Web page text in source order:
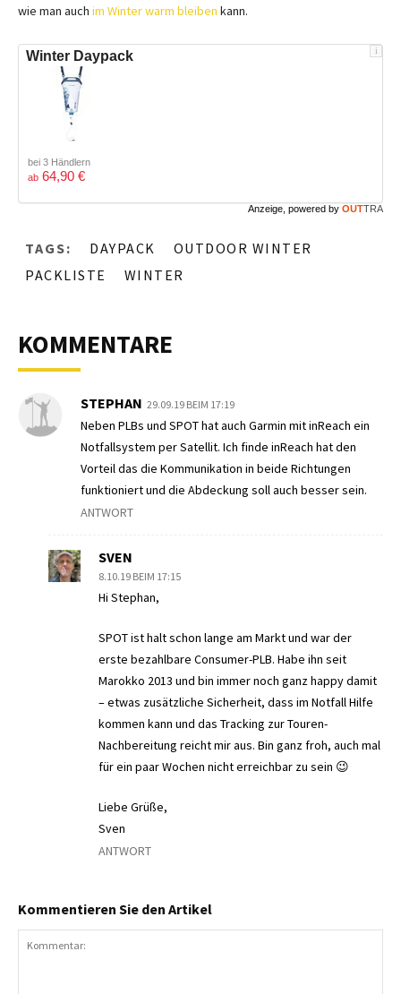
wie man auch im Winter warm bleiben kann.
i
Winter Daypack
bei 3 Händlern
ab 64,90 €
Anzeige, powered by OUTTRA
TAGS: DAYPACK
OUTDOOR WINTER
PACKLISTE
WINTER
KOMMENTARE
STEPHAN 29.09.19 BEIM 17:19
Neben PLBs und SPOT hat auch Garmin mit inReach ein
Notfallsystem per Satellit. Ich finde inReach hat den
Vorteil das die Kommunikation in beide Richtungen
funktioniert und die Abdeckung soll auch besser sein.
ANTWORT
SVEN
8.10.19 BEIM 17:15
Hi Stephan,
SPOT ist halt schon lange am Markt und war der
erste bezahlbare Consumer-PLB. Habe ihn seit
Marokko 2013 und bin immer noch ganz happy damit
– etwas zusätzliche Sicherheit, dass im Notfall Hilfe
kommen kann und das Tracking zur Touren-
Nachbereitung reicht mir aus. Bin ganz froh, auch mal
für ein paar Wochen nicht erreichbar zu sein 😉
Liebe Grüße,
Sven
ANTWORT
Kommentieren Sie den Artikel